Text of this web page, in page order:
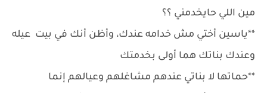
مين اللي حايخدمني ؟؟
**ياسين أختي مش خدامه عندك، وأظن أنك في بيت عيله
وعندك بناتك هما أولى بخدمتك
**حماتها لا بناتي عندهم مشاغلهم وعيالهم إنما